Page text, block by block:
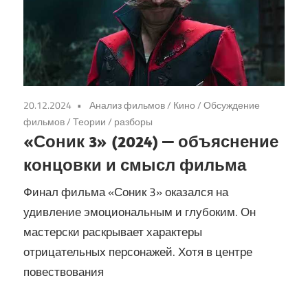
20.12.2024 Анализ фильмов/ Кино/Обсуждение
фильмов/Теории / разборы
«Соник 3» (2024) — объяснение
концовки и смысл фильма
Финал фильма «Соник 3» оказался на
удивление эмоциональным и глубоким. Он
мастерски раскрывает характеры
отрицательных персонажей. Хотя в центре
повествования